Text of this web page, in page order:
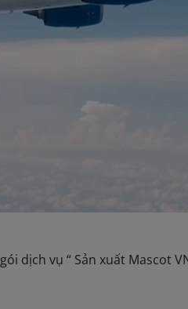
dịch vụ “ Sản xuất Mascot